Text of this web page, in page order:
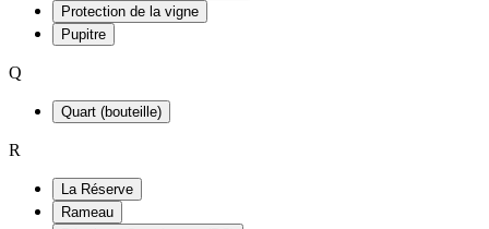
Protection de la vigne
Pupitre
Q
Quart (bouteille)
R
La Réserve
Rameau